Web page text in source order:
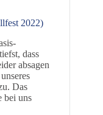
2022)
dass
absagen
Das
bei uns